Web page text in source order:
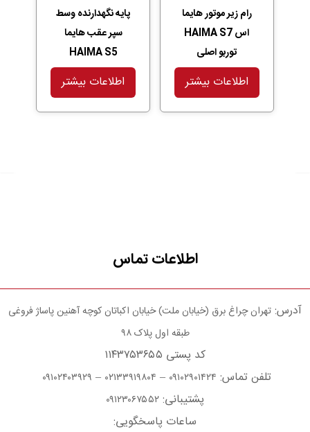
رام زیر موتور هایما
اس HAIMA S7
توربو اصلی
اطلاعات بیشتر
پایه نگهدارنده وسط
سپر عقب هایما
HAIMA S5
اطلاعات بیشتر
اطلاعات تماس
آدرس: تهران چراغ برق (خیابان ملت) خیابان اکباتان کوچه آهنین پاساژ فروغی
طبقه اول پلاک ۹۸
کد پستی ۱۱۴۳۷۵۳۶۵۵
تلفن تماس: ۰۹۱۰۲۹۰۱۴۲۴ – ۰۲۱۳۳۹۱۹۸۰۴ – ۰۹۱۰۲۴۰۳۹۲۹
پشتیبانی: ۰۹۱۲۳۰۶۷۵۵۲
ساعات پاسخگویی: